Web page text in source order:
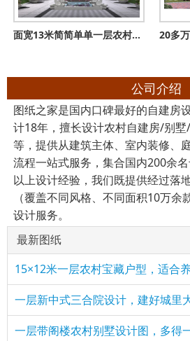
面宽13米简简单单一层农村自建别墅设计图，方正大气经济宜居
公司介绍
图纸之家是国内口碑最好的自建房
计18年，擅长设计农村自建房/别
等，提供从建筑主体、室内装修、
流程一站式服务，集合国内200余
以上设计经验，我们既提供经过落
（覆盖不同风格、不同面积10万余
设计服务。
最新图纸
一层新中式三合院设计，建好城里